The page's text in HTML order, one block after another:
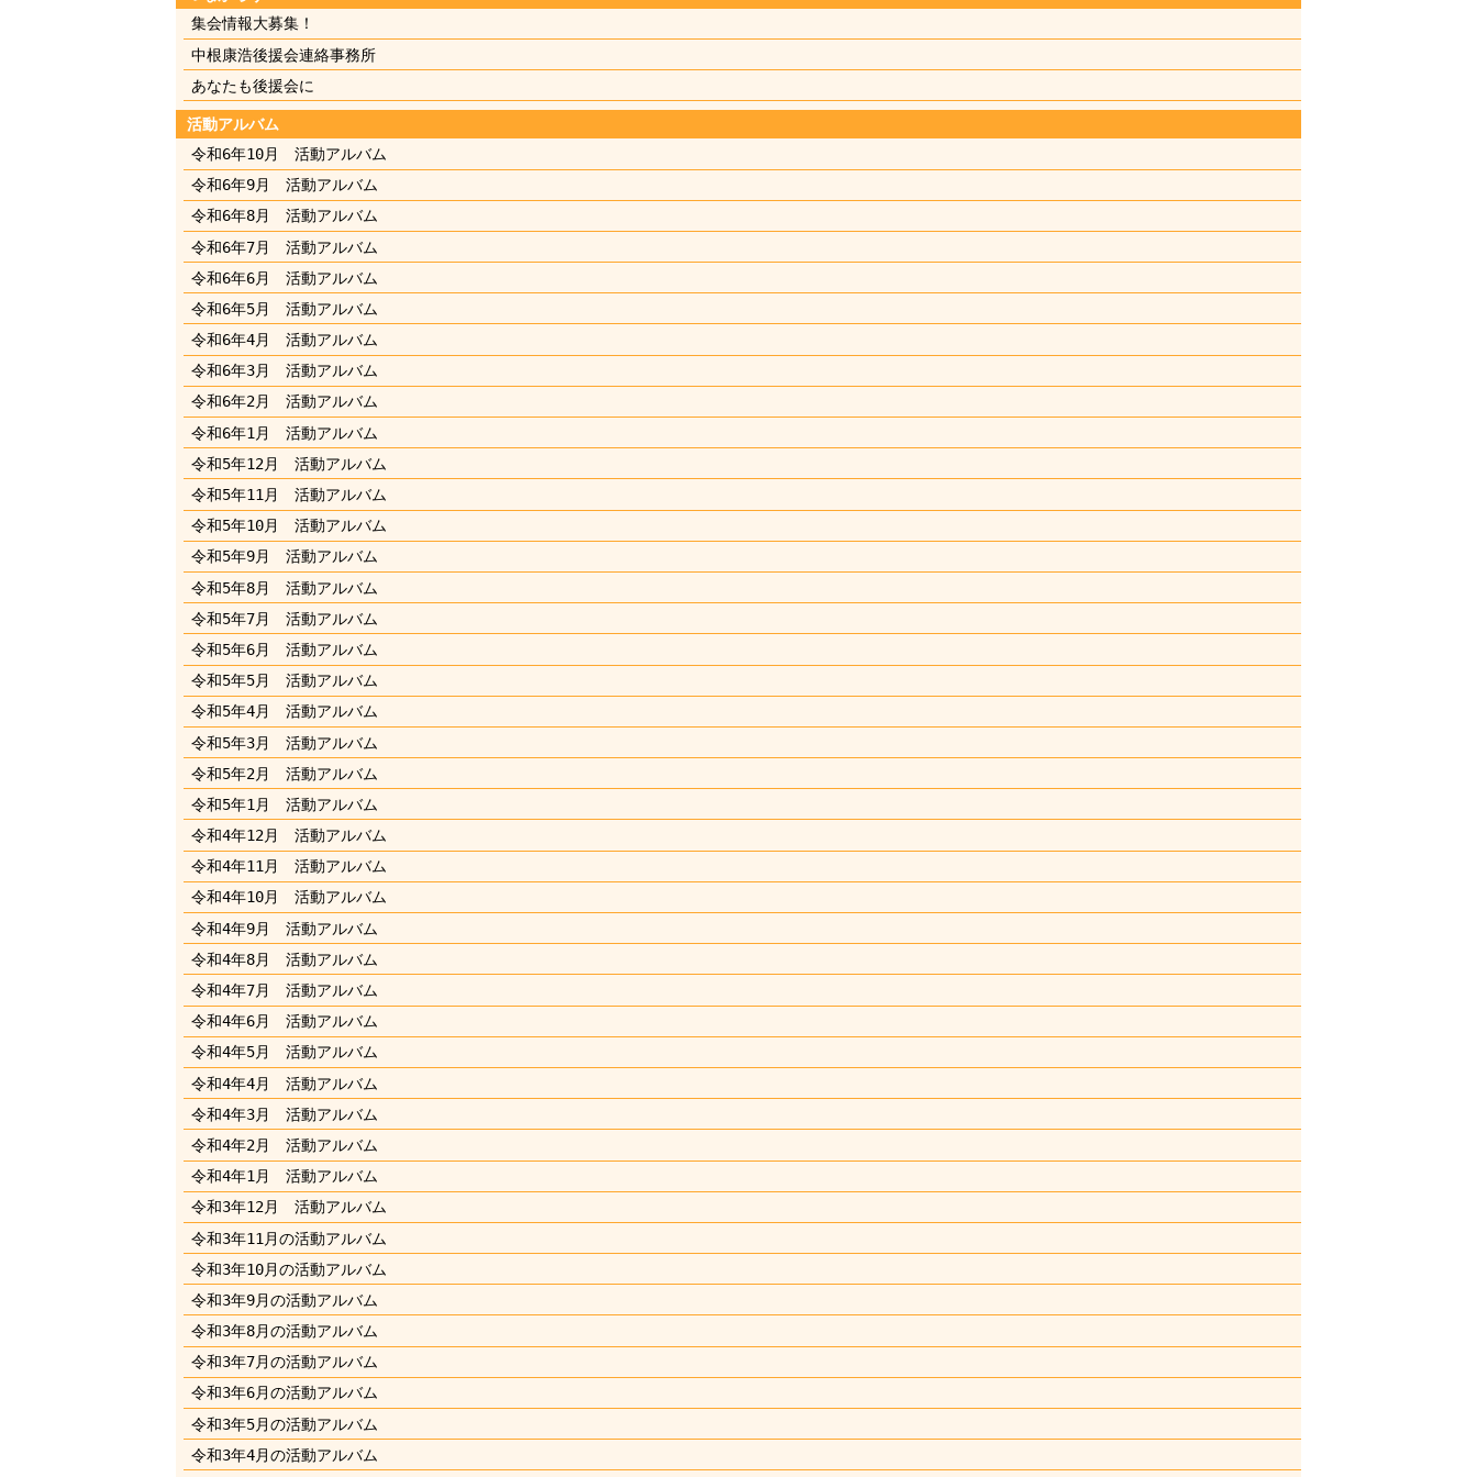
集会情報大募集！
中根康浩後援会連絡事務所
あなたも後援会に
活動アルバム
令和6年10月 活動アルバム
令和6年9月 活動アルバム
令和6年8月 活動アルバム
令和6年7月 活動アルバム
令和6年6月 活動アルバム
令和6年5月 活動アルバム
令和6年4月 活動アルバム
令和6年3月 活動アルバム
令和6年2月 活動アルバム
令和6年1月 活動アルバム
令和5年12月 活動アルバム
令和5年11月 活動アルバム
令和5年10月 活動アルバム
令和5年9月 活動アルバム
令和5年8月 活動アルバム
令和5年7月 活動アルバム
令和5年6月 活動アルバム
令和5年5月 活動アルバム
令和5年4月 活動アルバム
令和5年3月 活動アルバム
令和5年2月 活動アルバム
令和5年1月 活動アルバム
令和4年12月 活動アルバム
令和4年11月 活動アルバム
令和4年10月 活動アルバム
令和4年9月 活動アルバム
令和4年8月 活動アルバム
令和4年7月 活動アルバム
令和4年6月 活動アルバム
令和4年5月 活動アルバム
令和4年4月 活動アルバム
令和4年3月 活動アルバム
令和4年2月 活動アルバム
令和4年1月 活動アルバム
令和3年12月 活動アルバム
令和3年11月の活動アルバム
令和3年10月の活動アルバム
令和3年9月の活動アルバム
令和3年8月の活動アルバム
令和3年7月の活動アルバム
令和3年6月の活動アルバム
令和3年5月の活動アルバム
令和3年4月の活動アルバム